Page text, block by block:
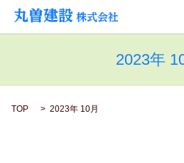
2023年
TOP 2023年 10月